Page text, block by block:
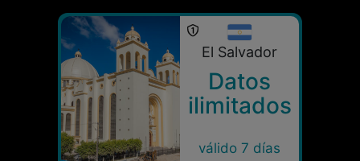
El Salvador
Datos
ilimitados
válido 7 días